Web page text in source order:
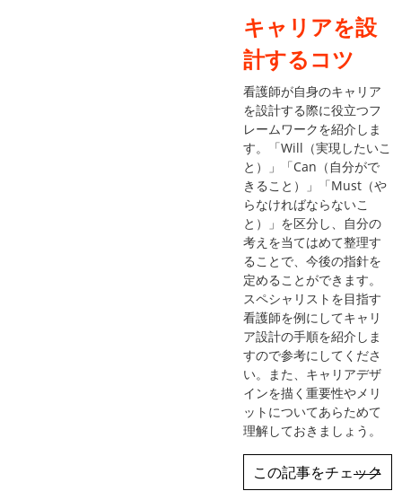
キャリアを設
計するコツ
看護師が自身のキャリア
を設計する際に役立つフ
レームワークを紹介しま
す。「Will（実現したいこ
と）」「Can（自分がで
きること）」「Must（や
らなければならないこ
と）」を区分し、自分の
考えを当てはめて整理す
ることで、今後の指針を
定めることができます。
スペシャリストを目指す
看護師を例にしてキャリ
ア設計の手順を紹介しま
すので参考にしてくださ
い。また、キャリアデザ
インを描く重要性やメリ
ットについてあらためて
理解しておきましょう。
この記事をチェック